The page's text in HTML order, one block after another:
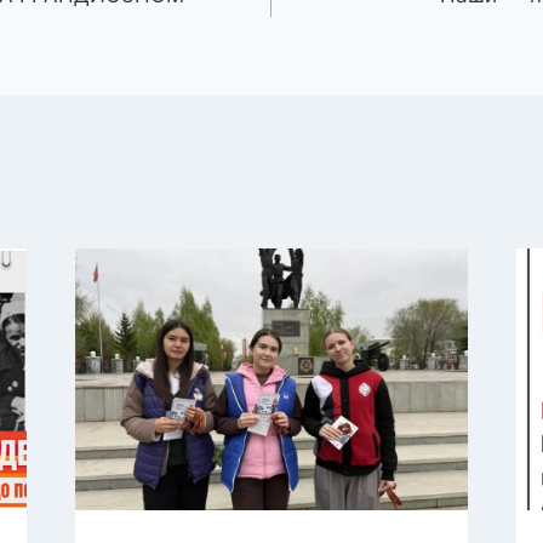
Акция «Георгиевская
ленточка»
Автор bitu 06.05.2026